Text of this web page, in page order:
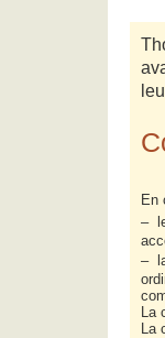
En
–
–
La
La